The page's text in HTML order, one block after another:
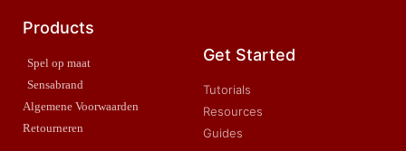
Products
Spel op maat
Sensabrand
Algemene Voorwaarden
Retourneren
Get Started
Tutorials
Resources
Guides